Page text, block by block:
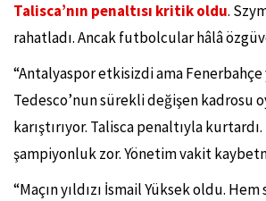
Talisca’nın penaltısı kritik oldu.
rahatladı. Ancak futbolcular hâlâ
“Antalyaspor etkisizdi ama Fenerbahçe
Tedesco’nun sürekli değişen kadrosu
karıştırıyor. Talisca penaltıyla
şampiyonluk zor. Yönetim vakit
“Maçın yıldızı İsmail Yüksek oldu.